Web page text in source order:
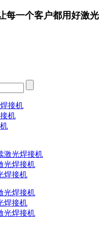
每一个客户都用好激
接机
机
激光焊接机
光焊接机
焊接机
光焊接机
焊接机
光焊接机